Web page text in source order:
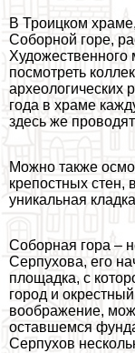
В Троицком
Соборной горе,
посмотреть
археологических
года в храме
здесь же
Можно также
крепостных стен,
уникальная
Соборная гора –
Серпухова, его
площадка, с
город и
воображение,
оставшемся
Серпухов